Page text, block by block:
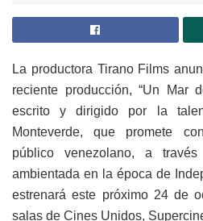
La productora Tirano Films
reciente producción, “Un Mar
escrito y dirigido por la
Monteverde, que promete
público venezolano, a
ambientada en la época de
estrenará este próximo 24 de
salas de Cines Unidos,